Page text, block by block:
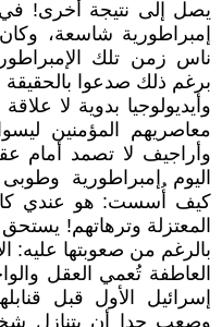
يصل إلى نتيجة أخرى!
إمبراطورية شاسعة،
ناس زمن تلك
برغم ذلك صدعوا
وأيديولوجيا بدوية لا
معاصريهم المؤمنين
وأراجيف لا تصمد أمام
اليوم إمبراطورية
كيف أُسست: هو عندي
المعتزلة وترهاتهم! يستحق
بالرغم من صعوبتها عليه:
العاطفة تُعمي العقل
إسرائيل الأول قبل
وصعب جدا أن يتنازل